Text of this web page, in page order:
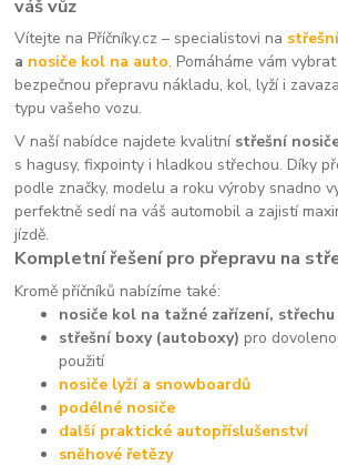
váš vůz
Vítejte na Příčníky.cz – specialistovi na
a nosiče kol na auto. Pomáháme vám
bezpečnou přepravu nákladu, kol, lyží i
typu vašeho vozu.
V naší nabídce najdete kvalitní střešní
s hagusy, fixpointy i hladkou střechou. Díky
podle značky, modelu a roku výroby snadno
perfektně sedí na váš automobil a zajistí
jízdě.
Kompletní řešení pro přepravu na
Kromě příčníků nabízíme také:
nosiče kol na tažné zařízení,
střešní boxy (autoboxy) pro
použití
nosiče lyží a snowboardů
podélné nosiče
další praktické autopříslušenství
sněhové řetězy